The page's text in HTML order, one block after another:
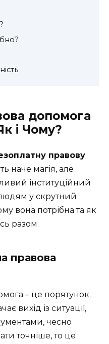
допомога
і Чому?
правову
наче магія, але
інституційний
у скрутний
вона потрібна та як
разом.
правова
– це порятунок.
вихід із ситуації,
чесно
точніше, то це